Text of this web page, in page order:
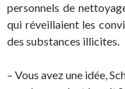
personnels de
qui réveillaient les
des substances illicites.
– Vous avez une idée,